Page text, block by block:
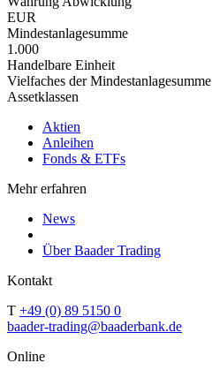
EUR
Mindestanlagesumme
1.000
Handelbare Einheit
Vielfaches der Mindestanlagesumme
Assetklassen
Aktien
Anleihen
Fonds & ETFs
Mehr erfahren
News
Über Baader Trading
Kontakt
T +49 (0) 89 5150 0
baader-trading@baaderbank.de
Online